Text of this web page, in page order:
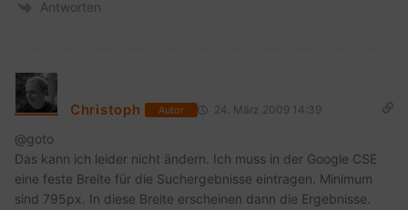
Antworten
Christoph Autor 24. März 2009 14:39
@goto
Das kann ich leider nicht ändern. Ich muss in der Google CSE
eine feste Breite für die Suchergebnisse eintragen. Minimum
sind 795px. In diese Breite erscheinen dann die Ergebnisse.